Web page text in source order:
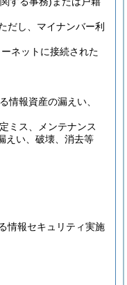
だし、マイナンバー利
ネットに接続された
情報資産の漏えい、
ミス、メンテナンス
えい、破壊、消去等
情報セキュリティ実施